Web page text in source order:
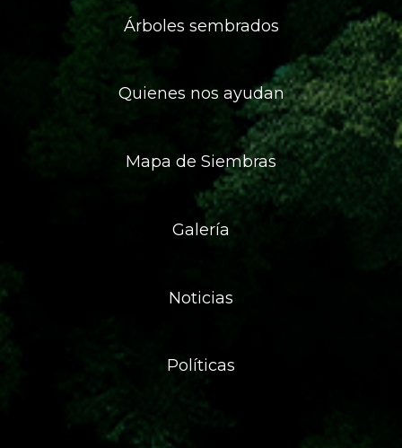
Árboles sembrados
Quienes nos ayudan
Mapa de Siembras
Galería
Noticias
Políticas